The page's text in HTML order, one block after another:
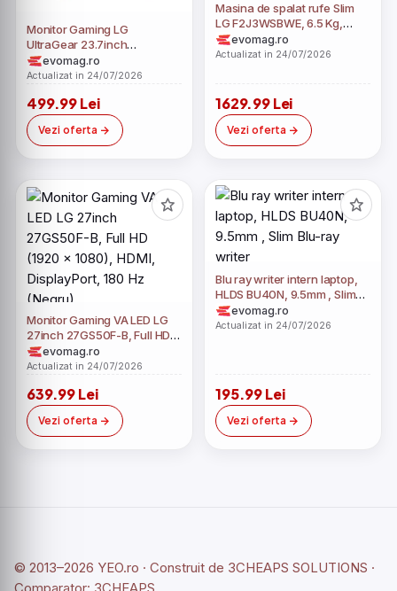
Monitor Gaming LG
UltraGear 23.7inch
24GS50F-B, Full HD (1920 x
1080), HDMI, DisplayPort, 180
evomag.ro
Actualizat in 24/07/2026
499.99 Lei
Vezi oferta
Masina de spalat rufe Slim
LG F2J3WSBWE, 6.5 Kg,
1200 RPM, Motor Inverter
Direct Drive, Clasa E (Alb)
evomag.ro
Actualizat in 24/07/2026
1629.99 Lei
Vezi oferta
Monitor Gaming VA LED LG
27inch 27GS50F-B, Full HD
(1920 x 1080), HDMI,
DisplayPort, 180 Hz (Negru)
evomag.ro
Actualizat in 24/07/2026
639.99 Lei
Vezi oferta
Blu ray writer intern laptop,
HLDS BU40N, 9.5mm , Slim
Blu-ray writer
evomag.ro
Actualizat in 24/07/2026
195.99 Lei
Vezi oferta
© 2013–2026 YEO.ro · Construit de 3CHEAPS SOLUTIONS ·